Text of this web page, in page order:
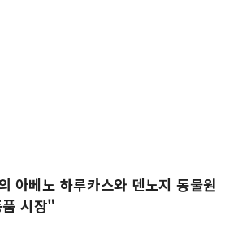
아베노 하루카스와 덴노지 동물원
시장"